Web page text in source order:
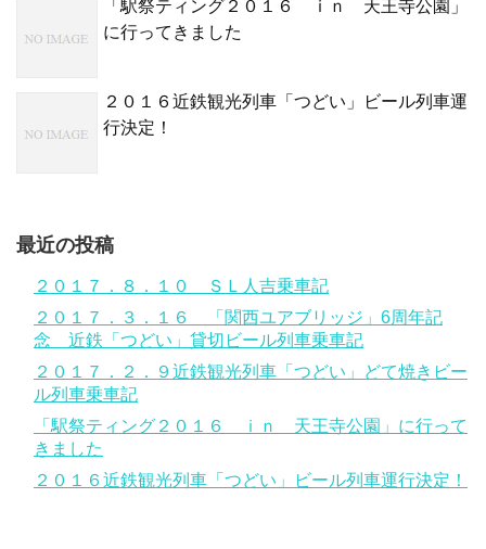
「駅祭ティング２０１６ ｉｎ 天王寺公園」
に行ってきました
２０１６近鉄観光列車「つどい」ビール列車運
行決定！
最近の投稿
２０１７．８．１０ ＳＬ人吉乗車記
２０１７．３．１６ 「関西ユアブリッジ」6周年記
念 近鉄「つどい」貸切ビール列車乗車記
２０１７．２．９近鉄観光列車「つどい」どて焼きビー
ル列車乗車記
「駅祭ティング２０１６ ｉｎ 天王寺公園」に行って
きました
２０１６近鉄観光列車「つどい」ビール列車運行決定！